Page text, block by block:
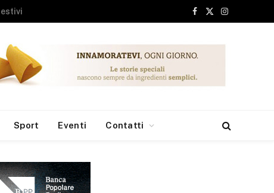
Facebook
X
Instagram
Sport Eventi Contatti